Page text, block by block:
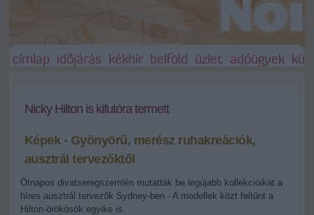
címlap időjárás kékhír belföld üzlet adóügyek
Nicky Hilton is kifutóra termett
Képek - Gyönyörű, merész ruhakreációk,
ausztrál tervezőktől
Ötnapos divatseregszemlén mutatták be legújabb kollekcióikat a
híres ausztrál tervezők Sydney-ben - A modellek közt feltűnt a
Hilton-örökösök egyike is.